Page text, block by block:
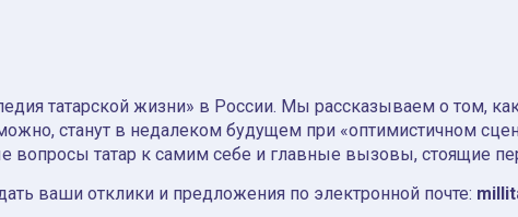
татарской жизни» в России. Мы рассказываем о том,
станут в недалеком будущем при «оптимистичном
вопросы татар к самим себе и главные вызовы, стоящие
ваши отклики и предложения по электронной почте: